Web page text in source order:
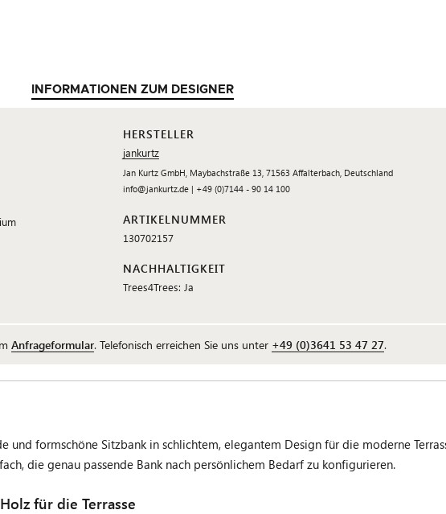
INFORMATIONEN ZUM DESIGNER
HERSTELLER
jankurtz
Jan Kurtz GmbH, Maybachstraße 13, 71563 Affalterbach, Deutschland
info@jankurtz.de | +49 (0)7144 - 90 14 100
ARTIKELNUMMER
130702157
NACHHALTIGKEIT
Trees4Trees: Ja
Anfrageformular. Telefonisch erreichen Sie uns unter +49 (0)3641 53 47 27.
und formschöne Sitzbank in schlichtem, elegantem Design für die moderne
die genau passende Bank nach persönlichem Bedarf zu konfigurieren.
für die Terrasse